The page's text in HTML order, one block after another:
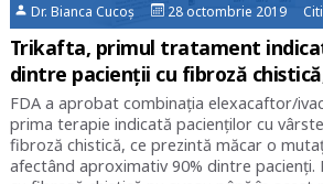
Dr. Bianca Cucoș 28 octombrie 2019
Trikafta, primul tratament
dintre pacienții cu fibroză
FDA a aprobat combinația elexacaftor/
prima terapie indicată pacienților cu
fibroză chistică, ce prezintă măcar o
afectând aproximativ 90% dintre pacienți.